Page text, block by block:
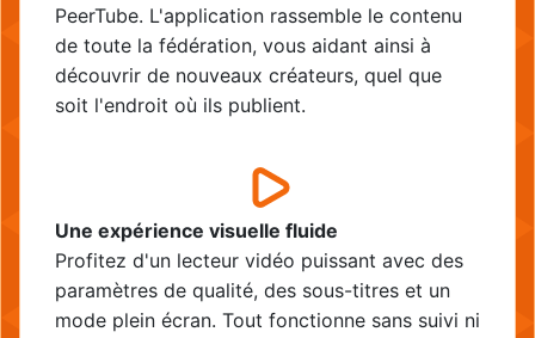
PeerTube. L'application rassemble le contenu
de toute la fédération, vous aidant ainsi à
découvrir de nouveaux créateurs, quel que
soit l'endroit où ils publient.
Une expérience visuelle fluide
Profitez d'un lecteur vidéo puissant avec des
paramètres de qualité, des sous-titres et un
mode plein écran. Tout fonctionne sans suivi ni